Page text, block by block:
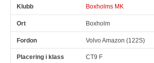
Boxholms MK
Boxholm
Volvo Amazon (122S)
CT9 F